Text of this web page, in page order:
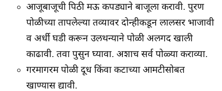
आजूबाजूची पिठी मऊ कपड्याने बाजूला करावी. पुरण
पोळीच्या तापलेल्या तव्यावर दोन्हीकडून लालसर भाजावी
व अर्धी घडी करून उलथन्याने पोळी अलगद खाली
काढावी. तवा पुसुन घ्यावा. अशाच सर्व पोळ्या कराव्या.
गरमागरम पोळी दूध किंवा कटाच्या आमटीसोबत
खाण्यास द्यावी.